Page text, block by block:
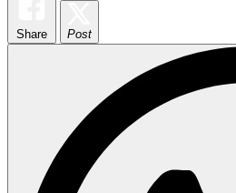
Share Post